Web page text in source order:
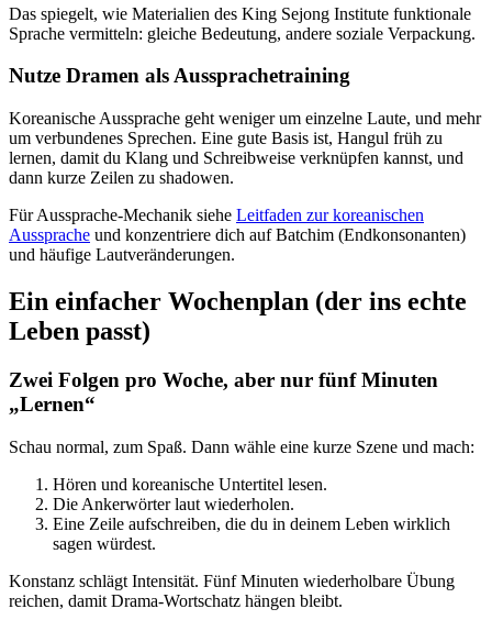
Das spiegelt, wie Materialien des King Sejong Institute funktionale
Sprache vermitteln: gleiche Bedeutung, andere soziale Verpackung.
Nutze Dramen als Aussprachetraining
Koreanische Aussprache geht weniger um einzelne Laute, und mehr
um verbundenes Sprechen. Eine gute Basis ist, Hangul früh zu
lernen, damit du Klang und Schreibweise verknüpfen kannst, und
dann kurze Zeilen zu shadowen.
Für Aussprache-Mechanik siehe Leitfaden zur koreanischen
Aussprache und konzentriere dich auf Batchim (Endkonsonanten)
und häufige Lautveränderungen.
Ein einfacher Wochenplan (der ins echte
Leben passt)
Zwei Folgen pro Woche, aber nur fünf Minuten
„Lernen“
Schau normal, zum Spaß. Dann wähle eine kurze Szene und mach:
Hören und koreanische Untertitel lesen.
Die Ankerwörter laut wiederholen.
Eine Zeile aufschreiben, die du in deinem Leben wirklich
sagen würdest.
Konstanz schlägt Intensität. Fünf Minuten wiederholbare Übung
reichen, damit Drama-Wortschatz hängen bleibt.